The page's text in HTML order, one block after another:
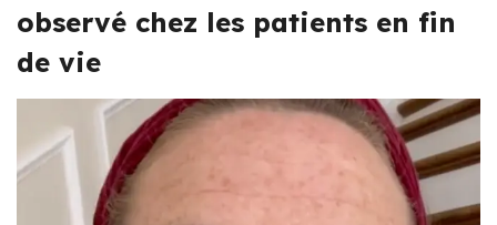
observé chez les patients en fin
de vie